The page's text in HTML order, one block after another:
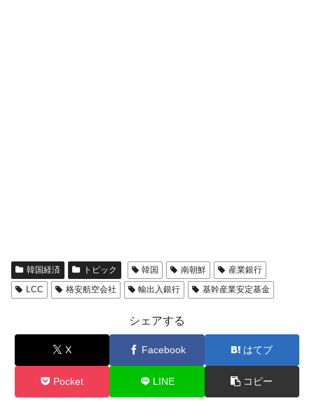
韓国経済 トピック 韓国 南朝鮮
産業銀行
LCC
格安航空会社 輸出入銀行 基幹産業安定基金
シェアする
X Facebook はてブ
Pocket LINE コピー